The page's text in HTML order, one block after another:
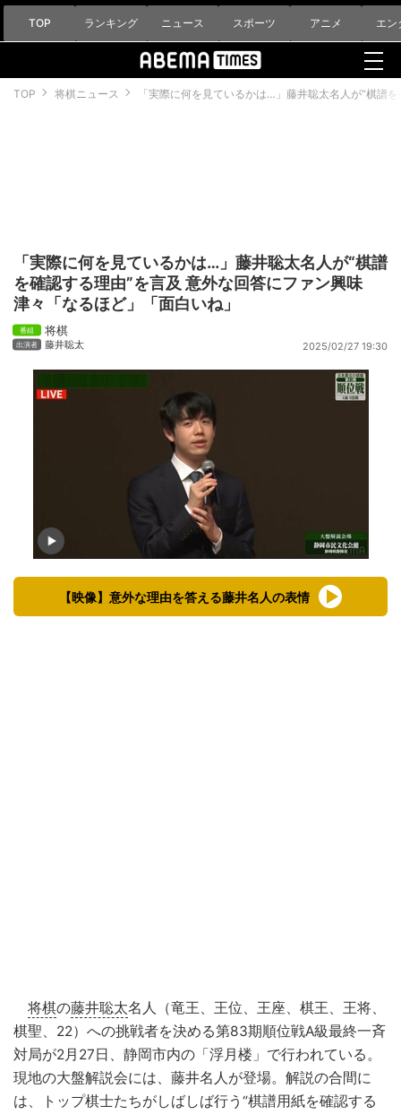
TOP ランキング ニュース スポーツ アニメ エン
TOP 将棋ニュース 「実際に何を見ているかは…」藤井聡太名人が“棋譜
「実際に何を見ているかは…」藤井聡太名人が“棋譜
を確認する理由”を言及 意外な回答にファン興味
津々「なるほど」「面白いね」
将棋
藤井聡太 2025/02/27 19:30
【映像】意外な理由を答える藤井名人の表情
将棋の藤井聡太名人（竜王、王位、王座、棋王、王将、
棋聖、22）への挑戦者を決める第83期順位戦A級最終一斉
対局が2月27日、静岡市内の「浮月楼」で行われている。
現地の大盤解説会には、藤井名人が登場。解説の合間に
は、トップ棋士たちがしばしば行う“棋譜用紙を確認する